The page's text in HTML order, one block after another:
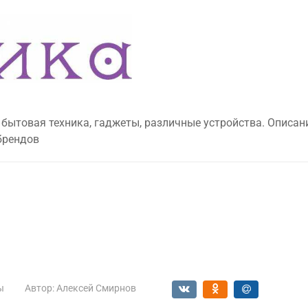
техника, гаджеты, различные устройства.
Автор: Алексей Смирнов